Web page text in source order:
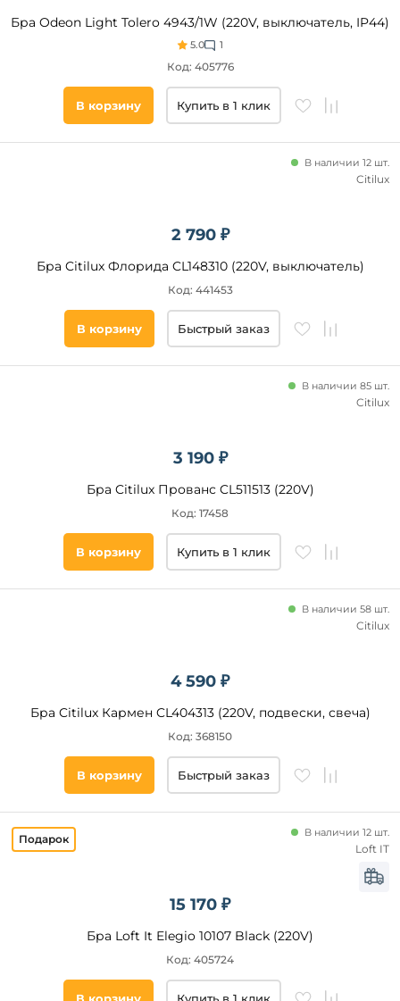
Бра Odeon Light Tolero 4943/1W (220V, выключатель, IP44)
5.0 1
Код: 405776
В корзину Купить в 1 клик
2 790 ₽
Бра Citilux Флорида CL148310 (220V, выключатель)
В наличии 12 шт.
Код: 441453
Citilux
В корзину Быстрый заказ
3 190 ₽
Бра Citilux Прованс CL511513 (220V)
В наличии 85 шт.
Код: 17458
Citilux
В корзину Купить в 1 клик
4 590 ₽
Бра Citilux Кармен CL404313 (220V, подвески, свеча)
В наличии 58 шт.
Код: 368150
Citilux
В корзину Быстрый заказ
15 170 ₽
Бра Loft It Elegio 10107 Black (220V)
В наличии 12 шт.
Код: 405724
Loft IT